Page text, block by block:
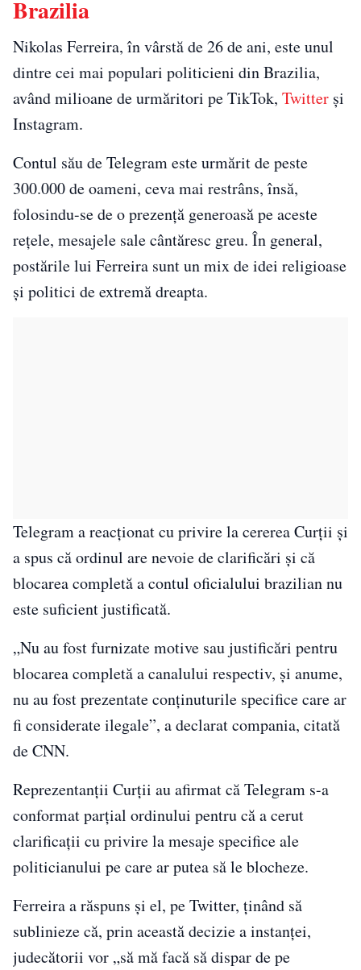
Brazilia
Nikolas Ferreira, în vârstă de 26 de ani, este unul
dintre cei mai populari politicieni din Brazilia,
având milioane de urmăritori pe TikTok, Twitter și
Instagram.
Contul său de Telegram este urmărit de peste
300.000 de oameni, ceva mai restrâns, însă,
folosindu-se de o prezență generoasă pe aceste
rețele, mesajele sale cântăresc greu. În general,
postările lui Ferreira sunt un mix de idei religioase
și politici de extremă dreapta.
Telegram a reacționat cu privire la cererea Curții și
a spus că ordinul are nevoie de clarificări și că
blocarea completă a contul oficialului brazilian nu
este suficient justificată.
„Nu au fost furnizate motive sau justificări pentru
blocarea completă a canalului respectiv, și anume,
nu au fost prezentate conținuturile specifice care ar
fi considerate ilegale”, a declarat compania, citată
de CNN.
Reprezentanții Curții au afirmat că Telegram s-a
conformat parțial ordinului pentru că a cerut
clarificații cu privire la mesaje specifice ale
politicianului pe care ar putea să le blocheze.
Ferreira a răspuns și el, pe Twitter, ținând să
sublinieze că, prin această decizie a instanței,
judecătorii vor „să mă facă să dispar de pe